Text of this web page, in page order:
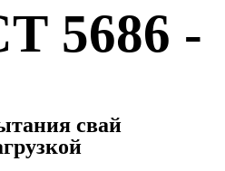
5686 -
свай